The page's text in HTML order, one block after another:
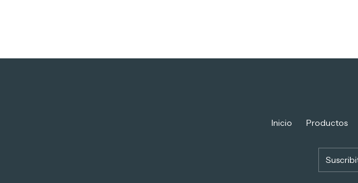
Inicio Productos